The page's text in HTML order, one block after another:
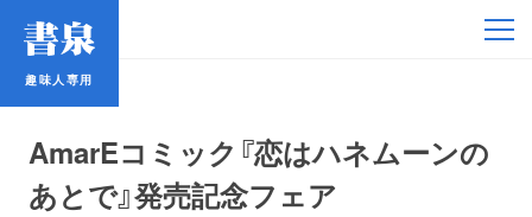
趣味人専用
AmarEコミック『恋はハネムーンの
あとで』発売記念フェア
趣味人専用